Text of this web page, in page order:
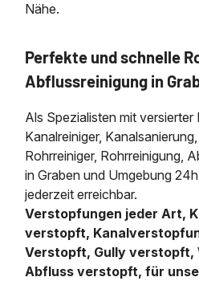
Nähe.
Perfekte und schnelle
Abflussreinigung in
Als Spezialisten mit versierter
Kanalreiniger,
Rohrreiniger, Rohrreinigung,
in Graben und Umgebung
jederzeit erreichbar.
Verstopfungen jeder Art,
verstopft,
Verstopft, Gully verstopft,
Abfluss verstopft, für